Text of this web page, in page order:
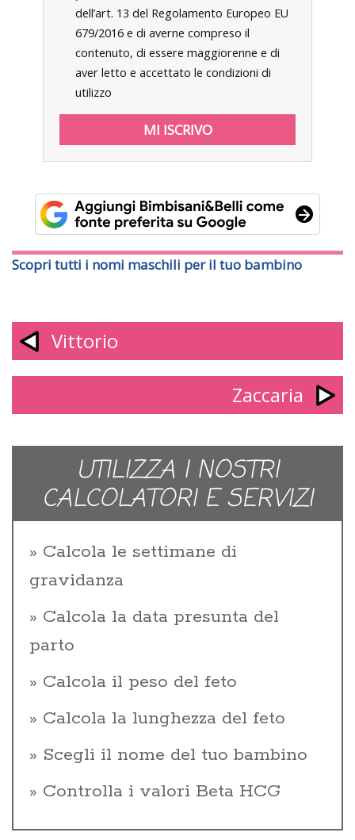
dell’art. 13 del Regolamento Europeo EU
679/2016 e di averne compreso il
contenuto, di essere maggiorenne e di
aver letto e accettato le condizioni di
utilizzo
Scopri tutti i nomi maschili per il tuo bambino
Vittorio
Zaccaria
UTILIZZA I NOSTRI
CALCOLATORI E SERVIZI
Calcola le settimane di
gravidanza
Calcola la data presunta del
parto
Calcola il peso del feto
Calcola la lunghezza del feto
Scegli il nome del tuo bambino
Controlla i valori Beta HCG